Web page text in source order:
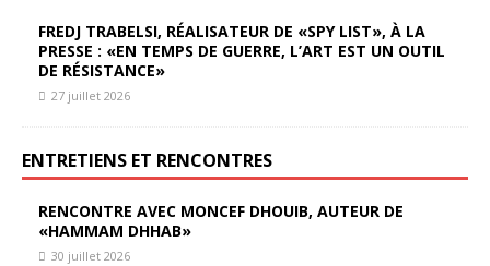
FREDJ TRABELSI, RÉALISATEUR DE «SPY LIST», À LA
PRESSE : «EN TEMPS DE GUERRE, L’ART EST UN OUTIL
DE RÉSISTANCE»
27 juillet 2026
ENTRETIENS ET RENCONTRES
RENCONTRE AVEC MONCEF DHOUIB, AUTEUR DE
«HAMMAM DHHAB»
30 juillet 2026